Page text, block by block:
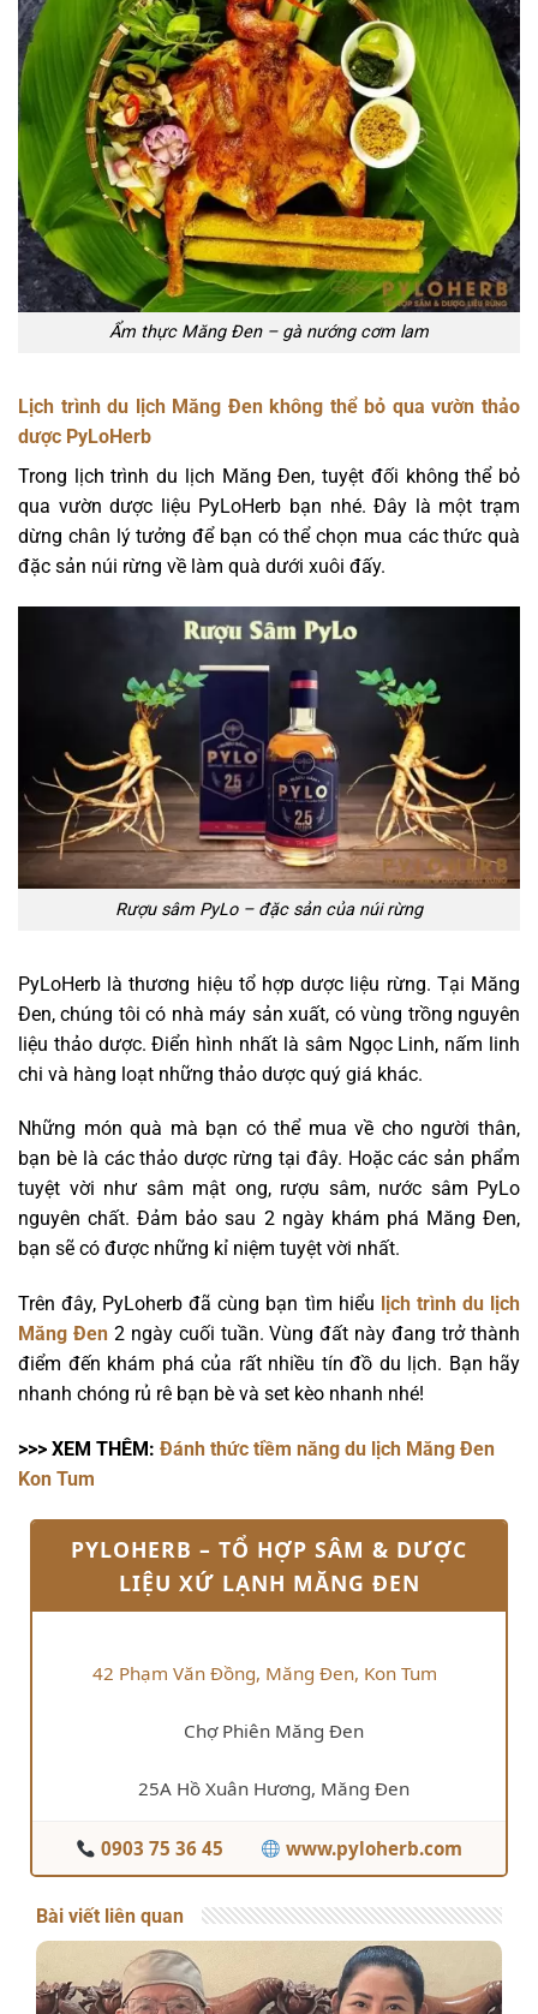
Ẩm thực Măng Đen – gà nướng cơm lam
Lịch trình du lịch Măng Đen không thể bỏ qua vườn thảo
dược PyLoHerb
Trong lịch trình du lịch Măng Đen, tuyệt đối không thể bỏ
qua vườn dược liệu PyLoHerb bạn nhé. Đây là một trạm
dừng chân lý tưởng để bạn có thể chọn mua các thức quà
đặc sản núi rừng về làm quà dưới xuôi đấy.
Rượu sâm PyLo – đặc sản của núi rừng
PyLoHerb là thương hiệu tổ hợp dược liệu rừng. Tại Măng
Đen, chúng tôi có nhà máy sản xuất, có vùng trồng nguyên
liệu thảo dược. Điển hình nhất là sâm Ngọc Linh, nấm linh
chi và hàng loạt những thảo dược quý giá khác.
Những món quà mà bạn có thể mua về cho người thân,
bạn bè là các thảo dược rừng tại đây. Hoặc các sản phẩm
tuyệt vời như sâm mật ong, rượu sâm, nước sâm PyLo
nguyên chất. Đảm bảo sau 2 ngày khám phá Măng Đen,
bạn sẽ có được những kỉ niệm tuyệt vời nhất.
Trên đây, PyLoherb đã cùng bạn tìm hiểu lịch trình du lịch
Măng Đen2 ngày cuối tuần. Vùng đất này đang trở thành
điểm đến khám phá của rất nhiều tín đồ du lịch. Bạn hãy
nhanh chóng rủ rê bạn bè và set kèo nhanh nhé!
>>> XEM THÊM: Đánh thức tiềm năng du lịch Măng Đen
Kon Tum
PYLOHERB – TỔ HỢP SÂM & DƯỢC
LIỆU XỨ LẠNH MĂNG ĐEN
42 Phạm Văn Đồng, Măng Đen, Kon Tum
Chợ Phiên Măng Đen
25A Hồ Xuân Hương, Măng Đen
0903 75 36 45 www.pyloherb.com
Bài viết liên quan